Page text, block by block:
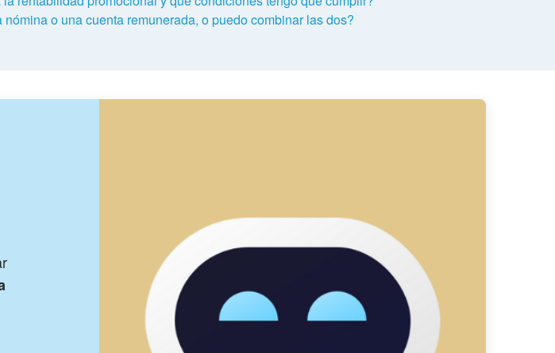
o una cuenta remunerada, o puedo combinar las dos?